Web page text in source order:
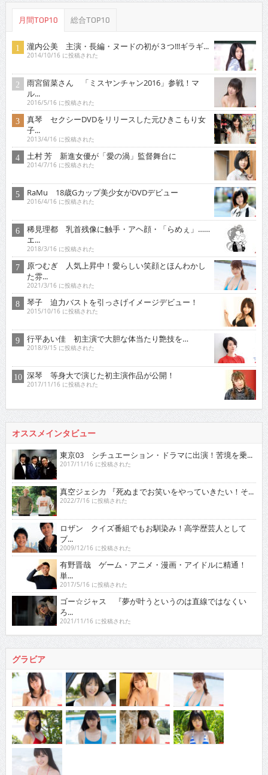
月間TOP10 総合TOP10
瀧内公美 主演・長編・ヌードの初が３つ!!!ギラギ...
2014/10/16 に投稿された
雨宮留菜さん 「ミスヤンチャン2016」参戦！マ
ル...
2016/5/16 に投稿された
真琴 セクシーDVDをリリースした元ひきこもり女
子...
2013/4/16 に投稿された
土村 芳 新進女優が「愛の渦」監督舞台に
2014/7/16 に投稿された
RaMu 18歳Gカップ美少女がDVDデビュー
2016/4/16 に投稿された
稀見理都 乳首残像に触手・アヘ顔・「らめぇ」……
エ...
2018/3/16 に投稿された
原つむぎ 人気上昇中！愛らしい笑顔とほんわかし
た雰...
2021/3/16 に投稿された
琴子 迫力バストを引っさげイメージデビュー！
2015/10/16 に投稿された
行平あい佳 初主演で大胆な体当たり艶技を…
2018/9/15 に投稿された
深琴 等身大で演じた初主演作品が公開！
2017/11/16 に投稿された
オススメインタビュー
東京03 シチュエーション・ドラマに出演！苦境を乗...
2017/11/16 に投稿された
真空ジェシカ 『死ぬまでお笑いをやっていきたい！そ...
2022/7/16 に投稿された
ロザン クイズ番組でもお馴染み！高学歴芸人として
ブ...
2009/12/16 に投稿された
有野晋哉 ゲーム・アニメ・漫画・アイドルに精通！
単...
2017/5/16 に投稿された
ゴー☆ジャス 『夢が叶うというのは直線ではなくい
ろ...
2021/11/16 に投稿された
グラビア